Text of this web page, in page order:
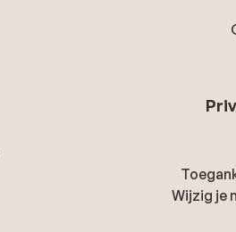
Wijzig je